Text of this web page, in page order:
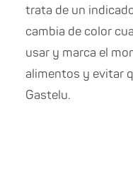
trata de un
cambia de color
usar y marca el
alimentos y evitar
Gastelu.